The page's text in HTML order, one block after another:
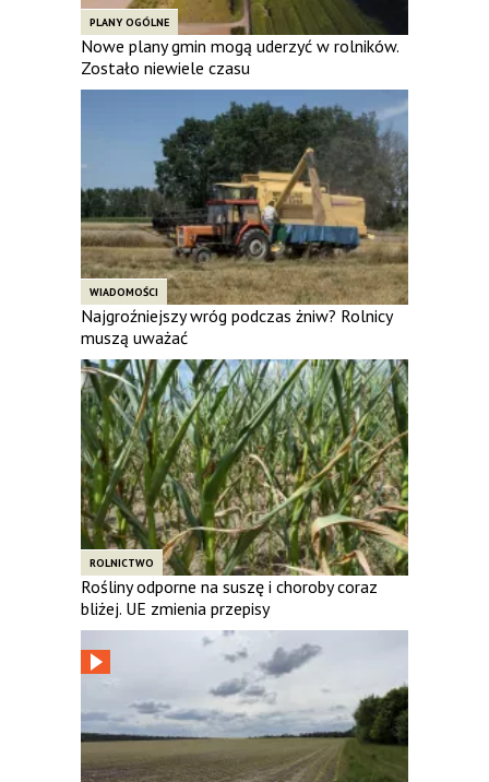
PLANY OGÓLNE
Nowe plany gmin mogą uderzyć w rolników.
Zostało niewiele czasu
WIADOMOŚCI
Najgroźniejszy wróg podczas żniw? Rolnicy
muszą uważać
ROLNICTWO
Rośliny odporne na suszę i choroby coraz
bliżej. UE zmienia przepisy